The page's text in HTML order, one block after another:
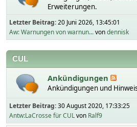
Erweiterungen.
Letzter Beitrag:20 Juni 2026, 13:45:01
Aw: Warnungen von warnun...vondennisk
CUL
Ankündigungen
Ankündigungen und
Letzter Beitrag:30 August 2020, 17:33:25
Antw:LaCrosse für CULvon Ralf9